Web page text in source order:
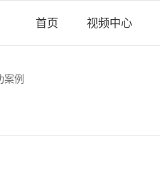
首页 视频中心
案例